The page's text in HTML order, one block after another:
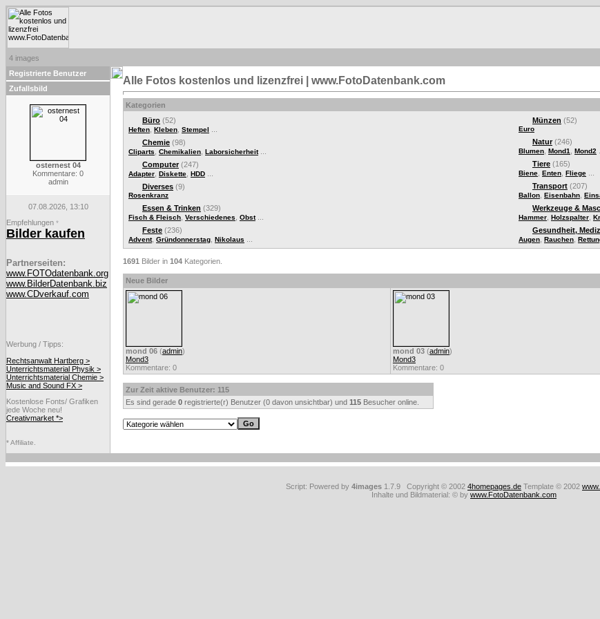
4 images
Registrierte Benutzer
Zufallsbild
osternest 04
Kommentare: 0
admin
07.08.2026, 13:10
Empfehlungen *
Bilder kaufen
Partnerseiten:
www.FOTOdatenbank.org
www.BilderDatenbank.biz
www.CDverkauf.com
Werbung / Tipps:
Rechtsanwalt Hartberg >
Unterrichtsmaterial Physik >
Unterrichtsmaterial Chemie >
Music and Sound FX >
Kostenlose Fonts/ Grafiken
jede Woche neu!
Creativmarket *>
* Affiliate.
Alle Fotos kostenlos und lizenzfrei | www.FotoDatenbank.com
Kategorien
Büro (52)
Heften Kleben Stempel
Chemie (98)
Cliparts Chemikalien Laborsicherheit...
Computer(247)
Adapter Diskette HDD
Diverses (9)
Rosenkranz
Essen & Trinken (329)
Fisch & Fleisch Verschiedenes Obst...
Feste (236)
Advent, Gründonnerstag Nikolaus
Münzen (52)
Euro
Natur(246)
Blumen Mond1 Mond2
Tiere (165)
Biene Enten Fliege
Transport (207)
Ballon Eisenbahn
Werkzeuge &
Hammer Holzspalter
Gesundheit,
Augen Rauchen
1691 Bilder in 104 Kategorien.
Neue Bilder
mond 06 (admin)
Mond3
Kommentare: 0
mond 03 (admin)
Mond3
Kommentare: 0
Zur Zeit aktive Benutzer: 115
Es sind gerade 0 registrierte(r) Benutzer (0 davon unsichtbar) und 115 Besucher online.
Script: Powered by 4images 1.7.9 Copyright © 2002 4homepages.de Template © 2002
Inhalte und Bildmaterial: © by www.FotoDatenbank.com